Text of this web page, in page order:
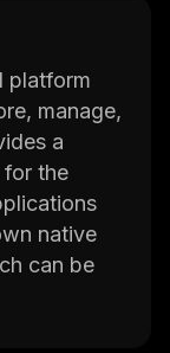
platform
manage,
a
for the
native
can be
platform.